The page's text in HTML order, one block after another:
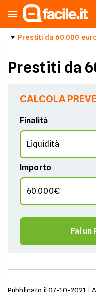
Prestiti da 60.000 euro
Prestiti da
CALCOLA
Finalità
Importo
Fai un